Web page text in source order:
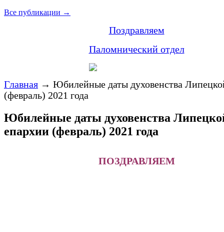
Все публикации →
Поздравляем
Паломнический отдел
Главная → Юбилейные даты духовенства
(февраль) 2021 года
Юбилейные даты духовенства
епархии (февраль) 2021 года
ПОЗДРАВЛЯЕМ